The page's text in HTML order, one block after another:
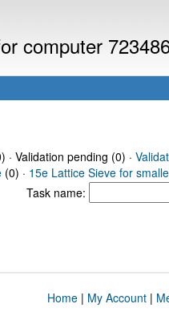
computer
· Validation pending (0) ·
(0) · 15e Lattice Sieve for
Task name:
Home| My Account|